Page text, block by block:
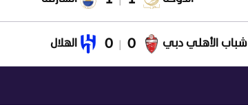
شباب الأهلي دبي 0
0 الهلال